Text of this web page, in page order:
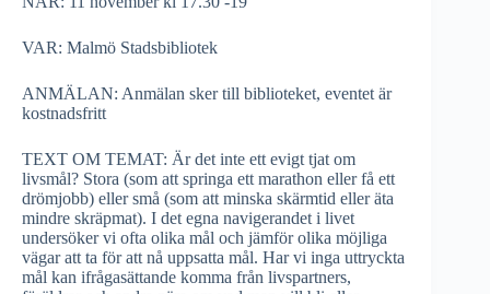
VAR: Malmö Stadsbibliotek
ANMÄLAN: Anmälan sker till biblioteket, eventet är
kostnadsfritt
TEXT OM TEMAT: Är det inte ett evigt tjat om
livsmål? Stora (som att springa ett marathon eller få ett
drömjobb) eller små (som att minska skärmtid eller äta
mindre skräpmat). I det egna navigerandet i livet
undersöker vi ofta olika mål och jämför olika möjliga
vägar att ta för att nå uppsatta mål. Har vi inga uttryckta
mål kan ifrågasättande komma från livspartners,